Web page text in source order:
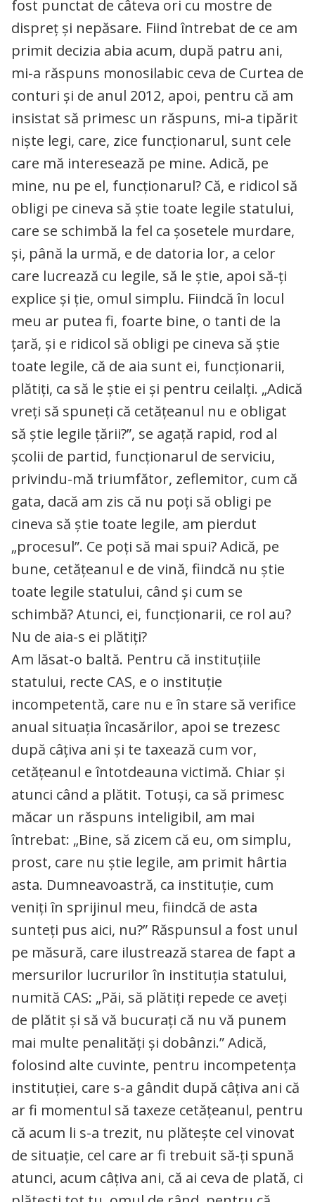
fost punctat de câteva ori cu mostre de
dispreț și nepăsare. Fiind întrebat de ce am
primit decizia abia acum, după patru ani,
mi-a răspuns monosilabic ceva de Curtea de
conturi și de anul 2012, apoi, pentru că am
insistat să primesc un răspuns, mi-a tipărit
niște legi, care, zice funcționarul, sunt cele
care mă interesează pe mine. Adică, pe
mine, nu pe el, funcționarul? Că, e ridicol să
obligi pe cineva să știe toate legile statului,
care se schimbă la fel ca șosetele murdare,
și, până la urmă, e de datoria lor, a celor
care lucrează cu legile, să le știe, apoi să-ți
explice și ție, omul simplu. Fiindcă în locul
meu ar putea fi, foarte bine, o tanti de la
țară, și e ridicol să obligi pe cineva să știe
toate legile, că de aia sunt ei, funcționarii,
plătiți, ca să le știe ei și pentru ceilalți. „Adică
vreți să spuneți că cetățeanul nu e obligat
să știe legile țării?”, se agață rapid, rod al
școlii de partid, funcționarul de serviciu,
privindu-mă triumfător, zeflemitor, cum că
gata, dacă am zis că nu poți să obligi pe
cineva să știe toate legile, am pierdut
„procesul”. Ce poți să mai spui? Adică, pe
bune, cetățeanul e de vină, fiindcă nu știe
toate legile statului, când și cum se
schimbă? Atunci, ei, funcționarii, ce rol au?
Nu de aia-s ei plătiți?
Am lăsat-o baltă. Pentru că instituțiile
statului, recte CAS, e o instituție
incompetentă, care nu e în stare să verifice
anual situația încasărilor, apoi se trezesc
după câțiva ani și te taxează cum vor,
cetățeanul e întotdeauna victimă. Chiar și
atunci când a plătit. Totuși, ca să primesc
măcar un răspuns inteligibil, am mai
întrebat: „Bine, să zicem că eu, om simplu,
prost, care nu știe legile, am primit hârtia
asta. Dumneavoastră, ca instituție, cum
veniți în sprijinul meu, fiindcă de asta
sunteți pus aici, nu?” Răspunsul a fost unul
pe măsură, care ilustrează starea de fapt a
mersurilor lucrurilor în instituția statului,
numită CAS: „Păi, să plătiți repede ce aveți
de plătit și să vă bucurați că nu vă punem
mai multe penalități și dobânzi.” Adică,
folosind alte cuvinte, pentru incompetența
instituției, care s-a gândit după câțiva ani că
ar fi momentul să taxeze cetățeanul, pentru
că acum li s-a trezit, nu plătește cel vinovat
de situație, cel care ar fi trebuit să-ți spună
atunci, acum câțiva ani, că ai ceva de plată, ci